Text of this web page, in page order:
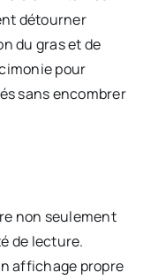
détourner
du gras et de
pour
sans encombrer
non seulement
de lecture.
affichage propre